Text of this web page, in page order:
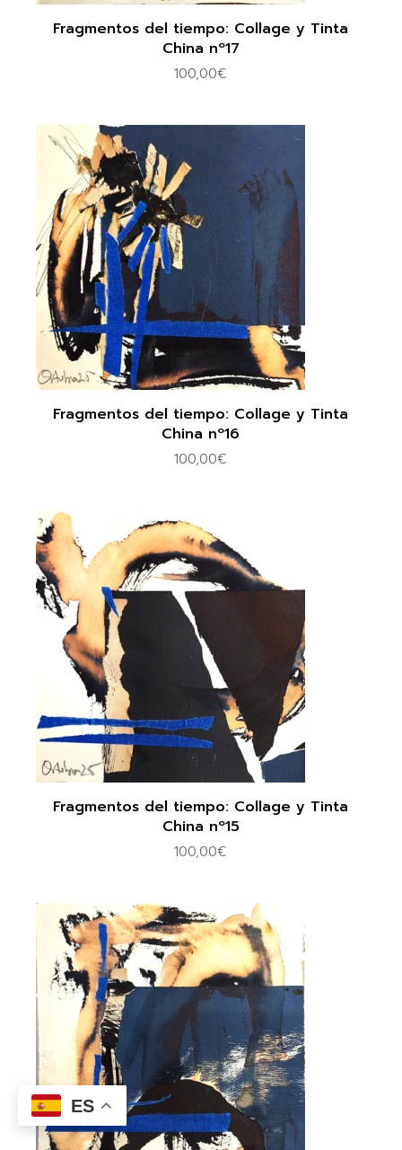
Fragmentos del tiempo: Collage y Tinta
China nº17
100,00€
Fragmentos del tiempo: Collage y Tinta
China nº16
100,00€
Fragmentos del tiempo: Collage y Tinta
China nº15
100,00€
ES